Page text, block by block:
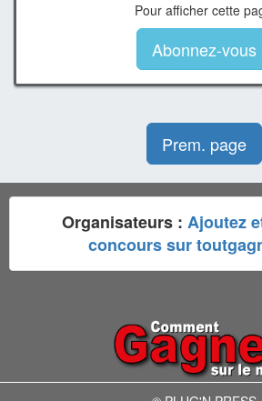
Pour afficher cette
Abonnez-vous
Prem. page
Organisateurs : Ajoutez
concours sur